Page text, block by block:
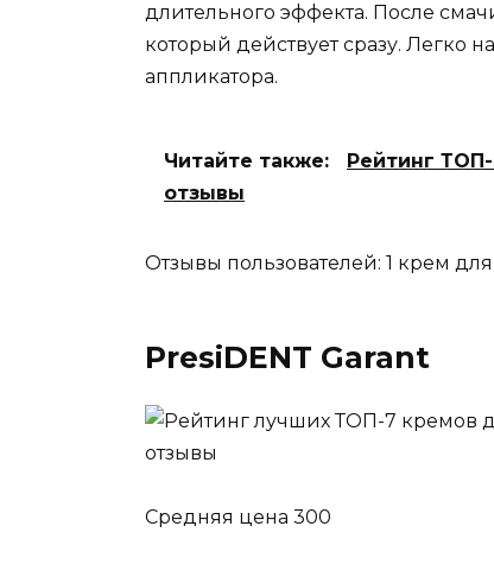
длительного эффекта. После
который действует сразу. Легко
аппликатора.
Читайте также:
Рейтинг
отзывы
Отзывы пользователей: 1 крем
PresiDENT Garant
Средняя цена 300